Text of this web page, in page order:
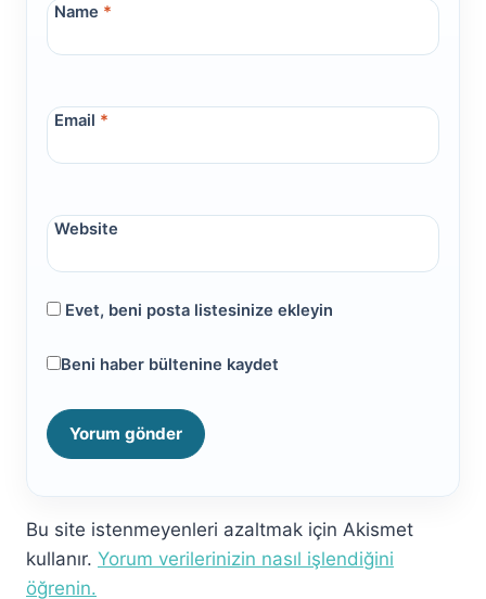
Name *
Email *
Website
Evet, beni posta listesinize ekleyin
Beni haber bültenine kaydet
Bu site istenmeyenleri azaltmak için Akismet
kullanır. Yorum verilerinizin nasıl işlendiğini
öğrenin.